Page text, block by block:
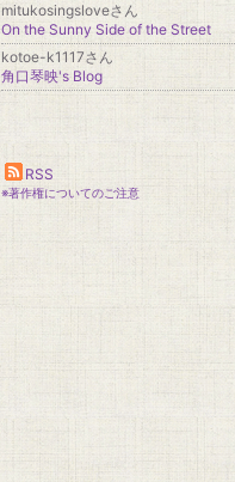
mitukosingsloveさん
On the Sunny Side of the Street
kotoe-k1117さん
角口琴映's Blog
RSS
※著作権についてのご注意